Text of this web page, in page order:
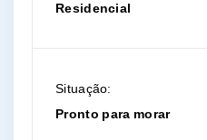
Residencial
Situação:
Pronto para morar